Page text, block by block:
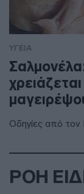
ΥΓΕΙΑ
Οδηγίες από
ΡΟΗ